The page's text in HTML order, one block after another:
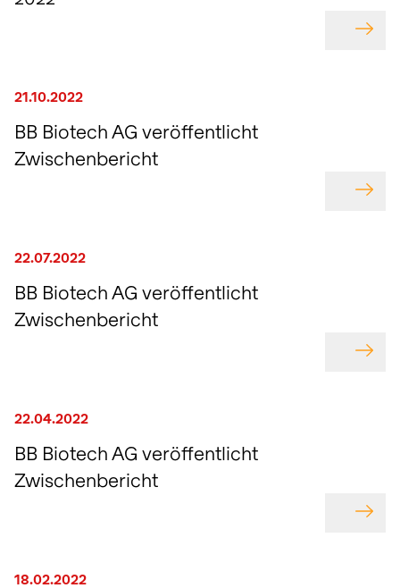
21.10.2022
BB Biotech AG veröffentlicht
Zwischenbericht
22.07.2022
BB Biotech AG veröffentlicht
Zwischenbericht
22.04.2022
BB Biotech AG veröffentlicht
Zwischenbericht
18.02.2022